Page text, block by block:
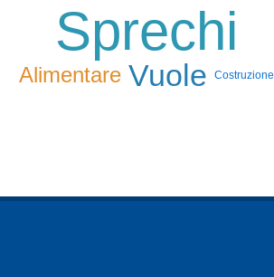
Sprechi
Alimentare Vuole Costruzione